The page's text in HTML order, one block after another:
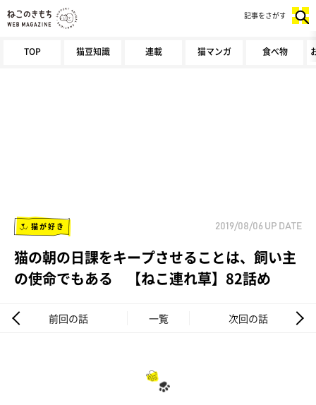
TOP 猫豆知識 連載 猫マンガ 食べ物
記事をさがす
猫が好き 2019/08/06 UP DATE
猫の朝の日課をキープさせることは、飼い主
の使命でもある 【ねこ連れ草】82話め
前回の話 一覧 次回の話